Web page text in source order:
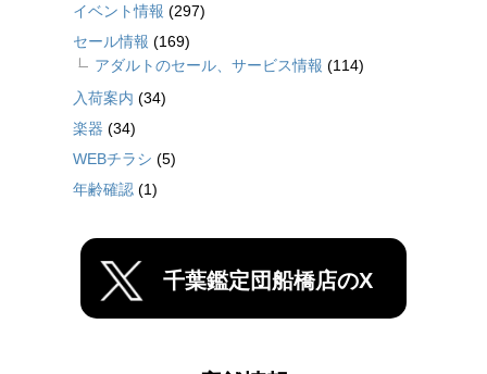
イベント情報 (297)
セール情報 (169)
アダルトのセール、サービス情報 (114)
入荷案内 (34)
楽器 (34)
WEBチラシ (5)
年齢確認 (1)
千葉鑑定団船橋店のX